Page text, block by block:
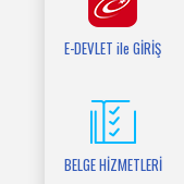
E-DEVLET ile GİRİŞ
BELGE HİZMETLERİ